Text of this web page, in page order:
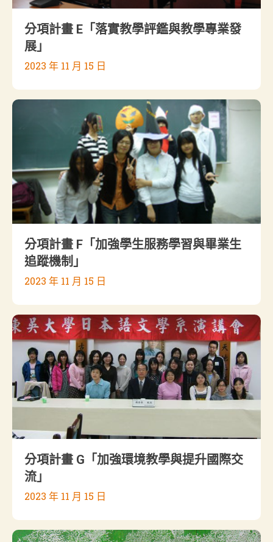
分項計畫 E「落實教學評鑑與教學專業發
展」
2023 年 11 月 15 日
分項計畫 F「加強學生服務學習與畢業生
追蹤機制」
2023 年 11 月 15 日
分項計畫 G「加強環境教學與提升國際交
流」
2023 年 11 月 15 日